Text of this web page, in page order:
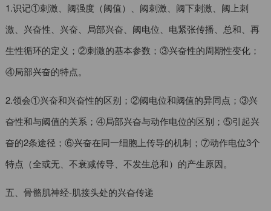
1.识记①刺激、阈强度（阈值）、阈刺激、阈下刺激、阈上刺
激、兴奋性、兴奋、局部兴奋、阈电位、电紧张传播、总和、再
生性循环的定义；②刺激的基本参数；③兴奋性的周期性变化；
④局部兴奋的特点。
2.领会①兴奋和兴奋性的区别；②阈电位和阈值的异同点；③兴
奋性和与阈值的关系；④局部兴奋与动作电位的区别；⑤引起兴
奋的2条途径；⑥兴奋在同一细胞上传导的机制；⑦动作电位3个
特点（全或无、不衰减传导、不发生总和）的产生原因。
五、骨骼肌神经-肌接头处的兴奋传递